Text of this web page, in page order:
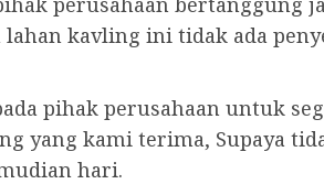
kavling ini tidak ada
pihak perusahaan untuk
yang kami terima, Supaya
hari.